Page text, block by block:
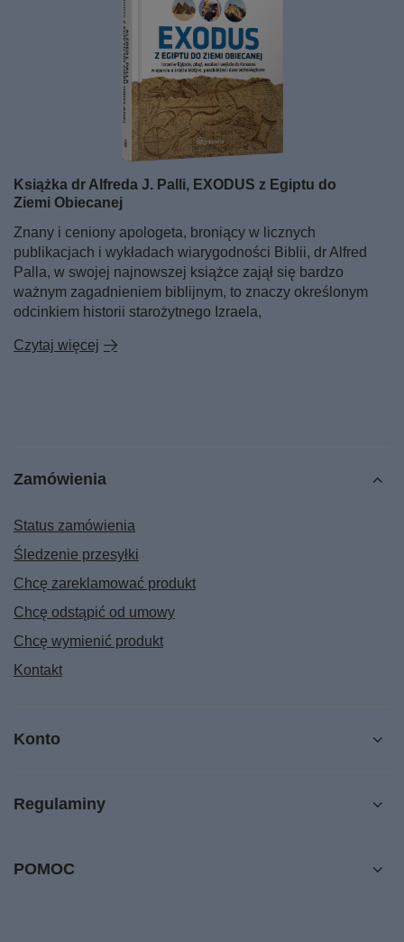
Książka dr Alfreda J. Palli, EXODUS z Egiptu do
Ziemi Obiecanej
Znany i ceniony apologeta, broniący w licznych
publikacjach i wykładach wiarygodności Biblii, dr Alfred
Palla, w swojej najnowszej książce zajął się bardzo
ważnym zagadnieniem biblijnym, to znaczy określonym
odcinkiem historii starożytnego Izraela,
Czytaj więcej
Zamówienia
Status zamówienia
Śledzenie przesyłki
Chcę zareklamować produkt
Chcę odstąpić od umowy
Chcę wymienić produkt
Kontakt
Konto
Regulaminy
POMOC